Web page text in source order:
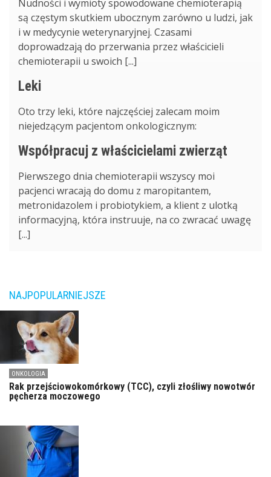
Nudności i wymioty spowodowane chemioterapią
są częstym skutkiem ubocznym zarówno u ludzi, jak
i w medycynie weterynaryjnej. Czasami
doprowadzają do przerwania przez właścicieli
chemioterapii u swoich [...]
Leki
Oto trzy leki, które najczęściej zalecam moim
niejedzącym pacjentom onkologicznym:
Współpracuj z właścicielami zwierząt
Pierwszego dnia chemioterapii wszyscy moi
pacjenci wracają do domu z maropitantem,
metronidazolem i probiotykiem, a klient z ulotką
informacyjną, która instruuje, na co zwracać uwagę
[...]
NAJPOPULARNIEJSZE
ONKOLOGIA
Rak przejściowokomórkowy (TCC), czyli złośliwy nowotwór
pęcherza moczowego